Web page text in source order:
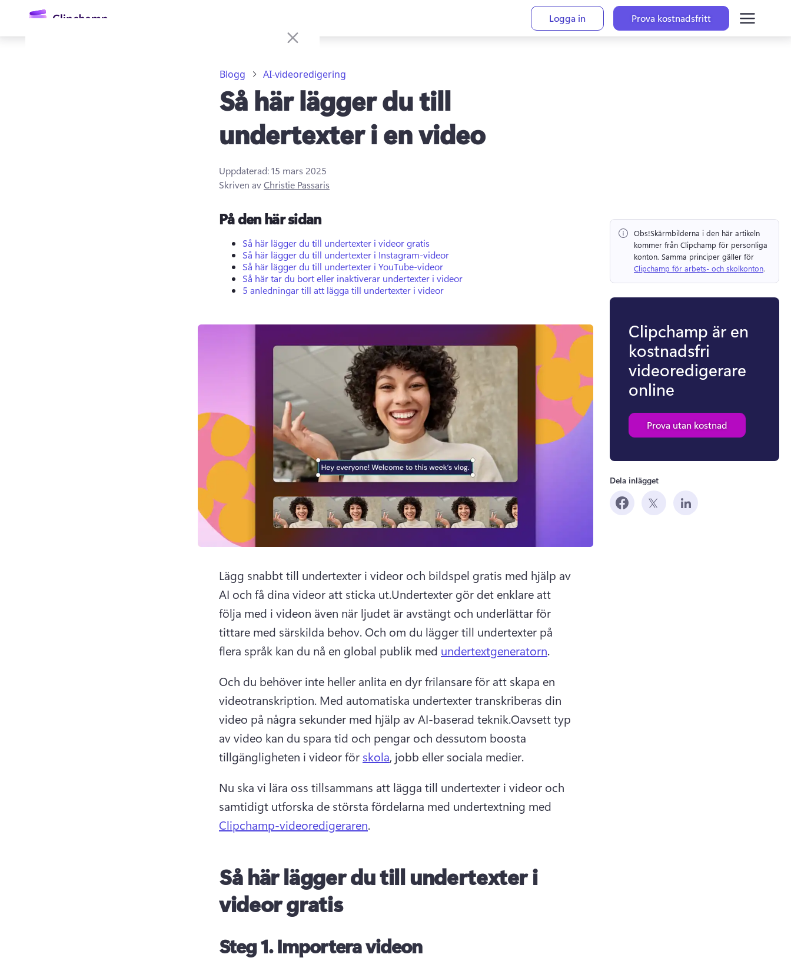
huvudinnehåll
Logga in Prova kostnadsfritt
Blogg AI-videoredigering
Så här lägger du till
undertexter i en video
Uppdaterad:15 mars 2025
Skriven avChristie Passaris
På den här sidan
Så här lägger du till undertexter i videor gratis
Så här lägger du till undertexter i Instagram-videor
Så här lägger du till undertexter i YouTube-videor
Så här tar du bort eller inaktiverar undertexter i videor
5 anledningar till att lägga till undertexter i videor
Lägg snabbt till undertexter i videor och bildspel gratis med hjälp av
AI och få dina videor att sticka ut.Undertexter gör det enklare att
följa med i videon även när ljudet är avstängt och underlättar för
tittare med särskilda behov. Och om du lägger till undertexter på
flera språk kan du nå en global publik med undertextgeneratorn.
Och du behöver inte heller anlita en dyr frilansare för att skapa en
videotranskription. Med automatiska undertexter transkriberas din
video på några sekunder med hjälp av AI-baserad teknik.Oavsett typ
av video kan du spara tid och pengar och dessutom boosta
tillgängligheten i videor för skola, jobb eller sociala medier.
Nu ska vi lära oss tillsammans att lägga till undertexter i videor och
samtidigt utforska de största fördelarna med undertextning med
Clipchamp-videoredigeraren.
Så här lägger du till undertexter i
videor gratis
Steg 1.Importera videon
Obs!Skärmbilderna i den här artikeln
kommer från Clipchamp för personliga
konton.
Clipchamp för arbets- och skolkonton.
Clipchamp är en
kostnadsfri
videoredigerare
online
Prova utan kostnad
Dela inlägget